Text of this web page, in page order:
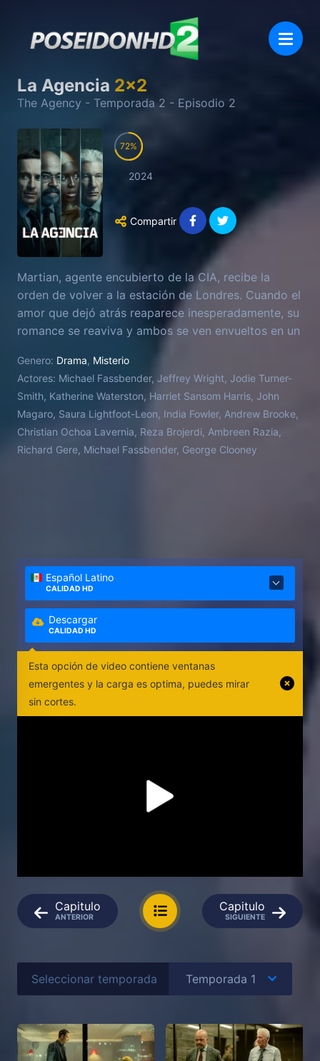
La Agencia 2x2
The Agency - Temporada 2 - Episodio 2
72
2024
Compartir
Martian, agente encubierto de la CIA, recibe la
orden de volver a la estación de Londres. Cuando el
amor que dejó atrás reaparece inesperadamente, su
romance se reaviva y ambos se ven envueltos en un
Genero: Drama, Misterio
Actores: Michael Fassbender, Jeffrey Wright, Jodie Turner-
Smith, Katherine Waterston, Harriet Sansom Harris, John
Magaro, Saura Lightfoot-Leon, India Fowler, Andrew Brooke,
Christian Ochoa Lavernia, Reza Brojerdi, Ambreen Razia,
Richard Gere, Michael Fassbender, George Clooney
Español Latino
CALIDAD HD
Descargar
CALIDAD HD
Esta opción de video contiene ventanas
emergentes y la carga es optima, puedes mirar
sin cortes.
Capitulo
ANTERIOR
Capitulo
SIGUIENTE
Seleccionar temporada